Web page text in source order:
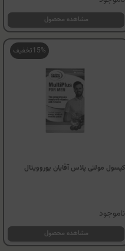
مشاهده محصول
15%تخفیف
کپسول مولتی پلاس آقایان یوروویتال
ناموجود
مشاهده محصول